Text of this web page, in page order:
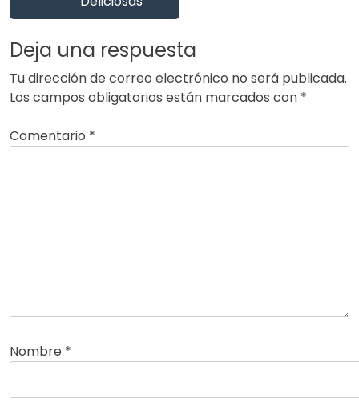
Deja una respuesta
Tu dirección de correo electrónico no será publicada.
Los campos obligatorios están marcados con *
Comentario *
Nombre *